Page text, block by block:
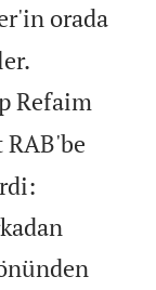
orada
Refaim